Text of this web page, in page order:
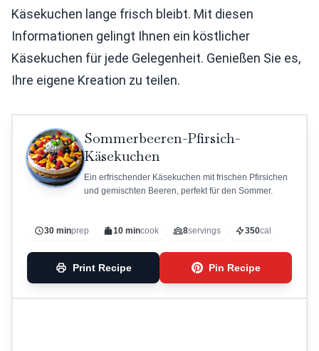
Käsekuchen lange frisch bleibt. Mit diesen
Informationen gelingt Ihnen ein köstlicher
Käsekuchen für jede Gelegenheit. Genießen Sie es,
Ihre eigene Kreation zu teilen.
Sommerbeeren-Pfirsich-
Käsekuchen
Ein erfrischender Käsekuchen mit frischen Pfirsichen
und gemischten Beeren, perfekt für den Sommer.
30 minprep 10 mincook 8servings 350cal
Print Recipe Pin Recipe